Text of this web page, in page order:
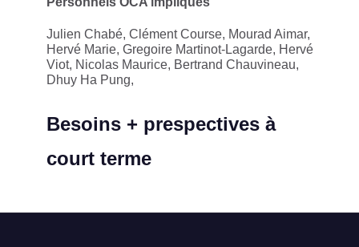
Julien Chabé, Clément Course, Mourad Aimar,
Hervé Marie, Gregoire Martinot-Lagarde, Hervé
Viot, Nicolas Maurice, Bertrand Chauvineau,
Dhuy Ha Pung,
Besoins + prespectives à
court terme